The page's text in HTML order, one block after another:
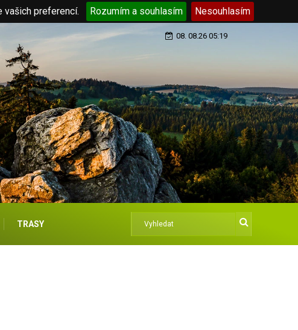
vašich preferencí. Rozumím a souhlasím Nesouhlasím
08. 08.26 05:19
TRASY